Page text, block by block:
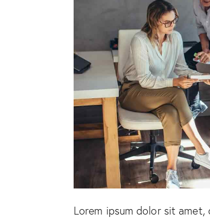
Lorem ipsum dolor sit